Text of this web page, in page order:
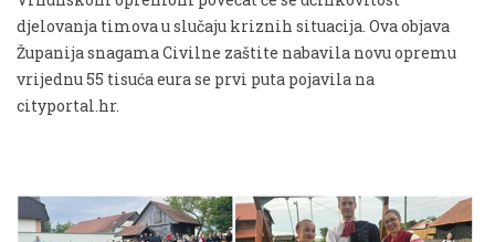
djelovanja timova u slučaju kriznih situacija. Ova objava
Županija snagama Civilne zaštite nabavila novu opremu
vrijednu 55 tisuća eura se prvi puta pojavila na
cityportal.hr.